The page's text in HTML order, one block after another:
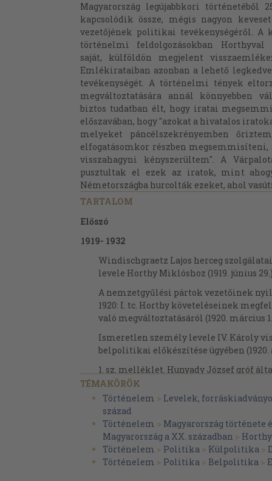
Magyarország legújabbkori történetéből
kapcsolódik össze, mégis nagyon
vezetőjének politikai tevékenységéről. A
történelmi feldolgozásokban Horthyval
saját, külföldön megjelent
Emlékirataiban azonban a lehető
tevékenységét. A történelmi tények
megváltoztatására annál könnyebben
biztos tudatban élt, hogy iratai
előszavában, hogy "azokat a hivatalos
melyeket páncélszekrényemben
elfogatásomkor részben megsemmisíteni,
visszahagyni kényszerültem". A
pusztultak el ezek az iratok, mint
Németországba hurcolták ezeket, ahol
TARTALOM
Előszó
1919- 1932
Windischgraetz Lajos herceg
levele Horthy Miklóshoz (1919. június 29.)
A nemzetgyűlési pártok vezetőinek
1920: I. tc. Horthy követeléseinek
való megváltoztatásáról (1920. március
Ismeretlen személy levele IV. Károly
belpolitikai előkészítése ügyében
1. sz. melléklet. Hunyady József gróf
számára készített nyilatkozat-tervezet
2. sz. melléklet. IV. Károly által
intézendő levél tervezete a királypuccs
ügyében
Boroviczény Aladár levele Horthy
Gyula Habsburgellenes politikai
TÉMAKÖRÖK
Történelem > Levelek,
század
Történelem > Magyarország története
Magyarország a XX. században >
Történelem > Politika > Külpolitika >
Történelem > Politika > Belpolitika >